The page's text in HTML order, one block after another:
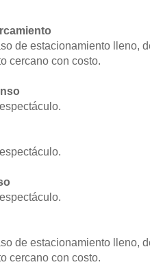
de estacionamiento lleno,
cercano con costo.
de estacionamiento lleno,
cercano con costo.